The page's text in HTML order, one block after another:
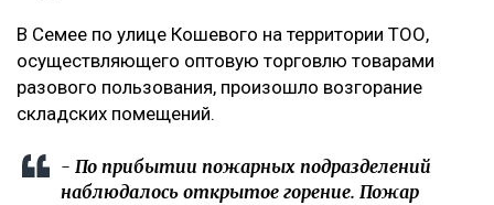
В Семее по улице Кошевого на территории ТОО,
осуществляющего оптовую торговлю товарами
разового пользования, произошло возгорание
складских помещений.
- По прибытии пожарных подразделений
наблюдалось открытое горение. Пожар